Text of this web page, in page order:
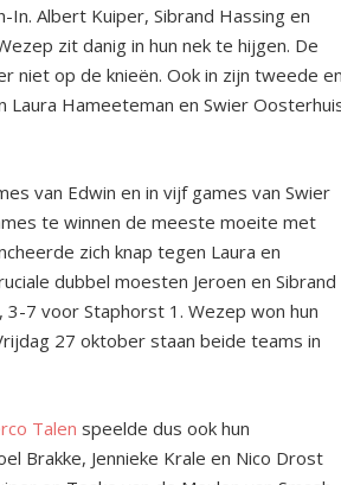
In. Albert Kuiper, Sibrand Hassing en
zit danig in hun nek te hijgen. De
niet op de knieën. Ook in zijn tweede
Hameeteman en Swier
van Edwin en in vijf games van Swier
te winnen de meeste moeite met
zich knap tegen Laura en
dubbel moesten Jeroen en Sibrand
7 voor Staphorst 1. Wezep won hun
27 oktober staan beide teams in
Talen speelde dus ook hun
Brakke, Jennieke Krale en Nico Drost